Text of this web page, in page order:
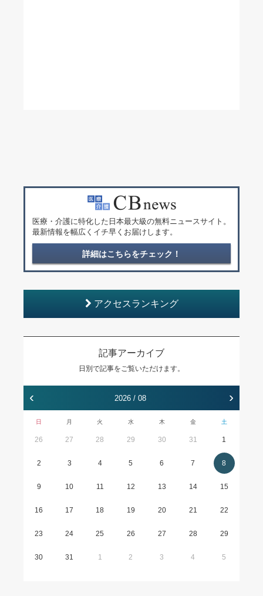
医療・介護に特化した日本最大級の無料ニュースサイト。
最新情報を幅広くイチ早くお届けします。
詳細はこちらをチェック！
アクセスランキング
記事アーカイブ
日別で記事をご覧いただけます。
‹ 2026 / 08 ›
日 月 火 水 木 金 土
26 27 28 29 30 31 1
2 3 4 5 6 7 8
9 10 11 12 13 14 15
16 17 18 19 20 21 22
23 24 25 26 27 28 29
30 31 1 2 3 4 5